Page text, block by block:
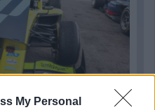
My Personal